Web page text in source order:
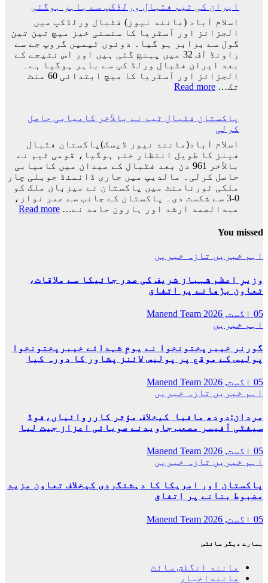
شکست
کیساتھ
رونالڈو
کا
ورلڈ
کپ
کا
سفر
ایران کی ٹیم فٹبال ورلڈکپ سے باہر ہوگئی
اسلام آباد (مانند نیوز) فٹبال ورلڈکپ میں
الجزائز اور آسٹریا کا سنسنی خیز میچ تین تین
گول سے برابر ہو گیا۔ دونوں ٹیمیں گروپ جے سے
راونڈ آف 32 میں پہنچ گئی ہیں اور اس نتیجے کے
بعد ایران فٹبال ورلڈ کپ سے باہر ہوگیا ہے۔
الجزائز اور آسٹریا کا میچ ابتدائی 60 منٹ
تک… Read more
:
ٹیم
سے
باہر
ہوگئی
پاکستان فٹبال ٹیم نے بالآخر کامیابی حاصل
کرلی
اسلام آباد(مانند نیوز ڈیسک)پاکستان فٹبال
فینز کا طویل انتظار ختم ہوگیا، قومی ٹیم نے
بالآخر 961 دن بعد فٹبال کے میدان میں کامیابی
حاصل کرلی۔ مالدیپ میں جاری ڈائمنڈ جوبلی چار
ملکی ٹورنامنٹ میں پاکستان نے میزبان ملک کو
0-3 سے شکست دی۔ پاکستان کے جانب سے عمر نواز،
عبدالصمد ارشد اور ہارون حامد نے… Read more
:
You missed
اہم خبریں تازہ خبریں
وزیرِ اعظم شہباز شریف کی صدر جائیکا سے ملاقات،
تعاون بڑھانے پر اتفاق
05 اگست, 2026
Manend Team
اہم خبریں
گورنر خیبرپختونخوا نے یومِ شہدائے خیبرپختونخوا
پولیس کے موقع پر پولیس لائنز پشاور کا دورہ کیا
05 اگست, 2026
Manend Team
اہم خبریں تازہ خبریں
مردان:دودھ مافیا کیخلاف مؤثر کارروائیاں،فوڈ
سیفٹی آفیسر مصعب جاویدنے صوبائی اعزاز جیت لیا
05 اگست, 2026
Manend Team
اہم خبریں تازہ خبریں
پاکستان اور امریکا کا دہشتگردی کیخلاف تعاون مزید
مضبوط بنانے پر اتفاق
05 اگست, 2026 Manend Team
ہمارے دیگر سائٹس
مانند انگلش سائٹ
ماننداخبار